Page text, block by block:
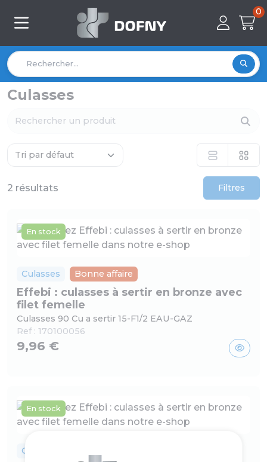
0
Culasses
2 résultats Filtres
En stock
Culasses Bonne affaire
Effebi : culasses à sertir en bronze avec
filet femelle
Culasses 90 Cu a sertir 15-F1/2 EAU-GAZ
Ref : 170100056
9,96 €
En stock
Culasses